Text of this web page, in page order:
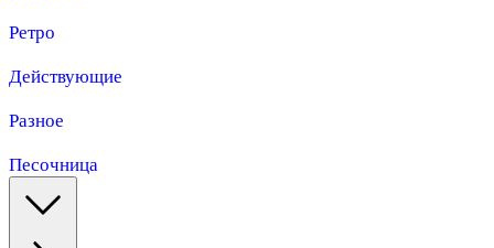
Ретро
Действующие
Разное
Песочница